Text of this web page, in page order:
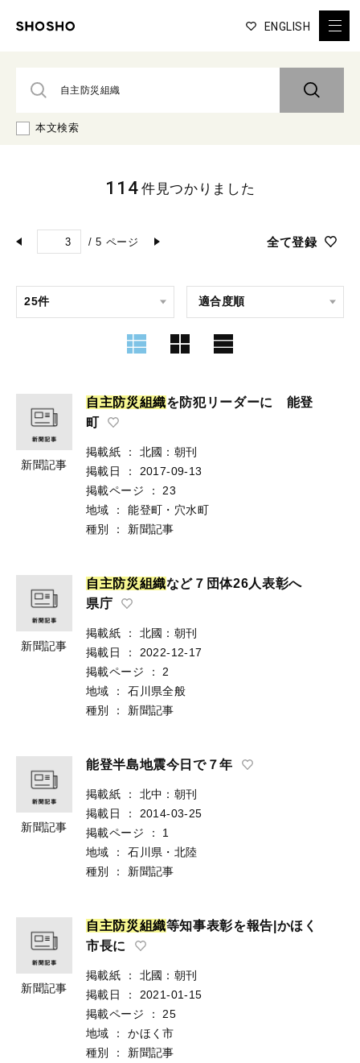
ENGLISH
本文検索
/ 5 ページ 全て登録
114 件見つかりました
新聞記事
自 主防災組織を防犯リーダーに 能登
町
掲載紙 ：
北國：朝刊
掲載日
：
2017-09-13
掲載ページ
：
23
地域
：
能登町・穴水町
種別
： 新聞記事
新聞記事
自 主防災組織など７団体26人表彰へ
県庁
掲載紙 ：
北國：朝刊
掲載日
：
2022-12-17
掲載ページ
：
2
地域
：
石川県全般
種別
： 新聞記事
新聞記事
能登半島地震今日で７年
掲載紙 ：
北中：朝刊
掲載日
：
2014-03-25
掲載ページ
：
1
地域
：
石川県・北陸
種別
： 新聞記事
新聞記事
自 主防災組織等知事表彰を報告|かほく
市長に
掲載紙 ：
北國：朝刊
掲載日
：
2021-01-15
掲載ページ
：
25
地域
：
かほく市
種別
： 新聞記事